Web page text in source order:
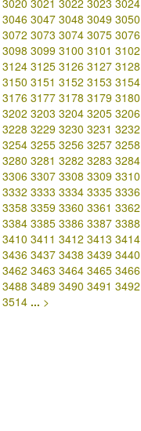
3020 3021 3022 3023 3024
3046 3047 3048 3049 3050
3072 3073 3074 3075 3076
3098 3099 3100 3101 3102
3124 3125 3126 3127 3128
3150 3151 3152 3153 3154
3176 3177 3178 3179 3180
3202 3203 3204 3205 3206
3228 3229 3230 3231 3232
3254 3255 3256 3257 3258
3280 3281 3282 3283 3284
3306 3307 3308 3309 3310
3332 3333 3334 3335 3336
3358 3359 3360 3361 3362
3384 3385 3386 3387 3388
3410 3411 3412 3413 3414
3436 3437 3438 3439 3440
3462 3463 3464 3465 3466
3488 3489 3490 3491 3492
3514 ... >